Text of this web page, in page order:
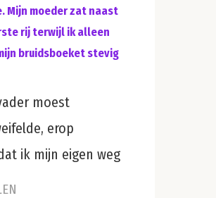
Mijn moeder zat naast
rij terwijl ik alleen
bruidsboeket stevig
moest
erop
ik mijn eigen weg